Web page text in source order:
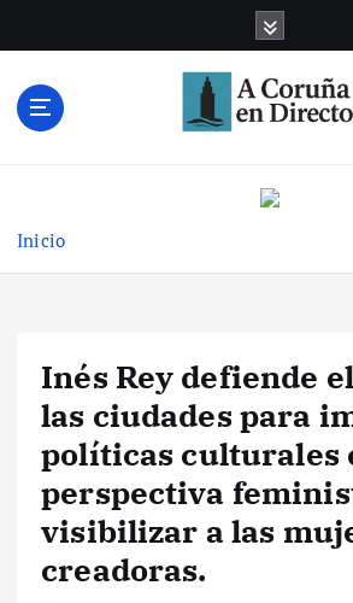
Inicio
Inés Rey defiende
las ciudades para
políticas culturales
perspectiva
visibilizar a las
creadoras.